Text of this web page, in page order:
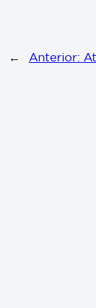
← Anterior: